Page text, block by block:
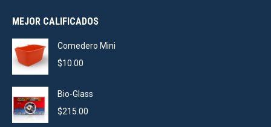
$105.00.
MEJOR CALIFICADOS
Comedero Mini
$10.00
Bio-Glass
$215.00